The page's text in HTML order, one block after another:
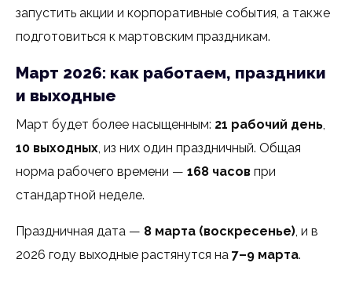
запустить акции и корпоративные события, а также
подготовиться к мартовским праздникам.
Март 2026: как работаем, праздники
и выходные
Март будет более насыщенным: 21 рабочий день,
10 выходных, из них один праздничный. Общая
норма рабочего времени — 168 часов при
стандартной неделе.
Праздничная дата — 8 марта (воскресенье), и в
2026 году выходные растянутся на 7–9 марта.